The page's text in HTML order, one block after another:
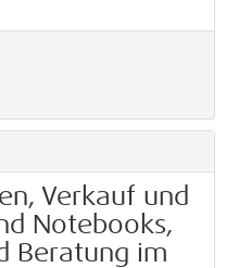
Verkauf und
Notebooks,
Beratung im